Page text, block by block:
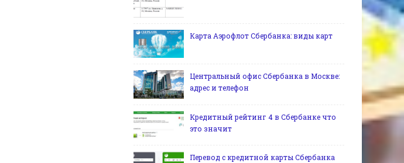
Карта Аэрофлот Сбербанка: виды карт
Центральный офис Сбербанка в Москве:
адрес и телефон
Кредитный рейтинг 4 в Сбербанке что
это значит
Перевод с кредитной карты Сбербанка